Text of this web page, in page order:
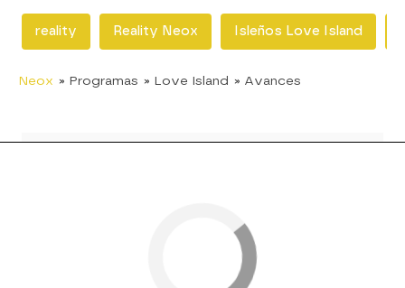
reality Reality Neox Isleños Love Island
Neox » Programas » Love Island » Avances